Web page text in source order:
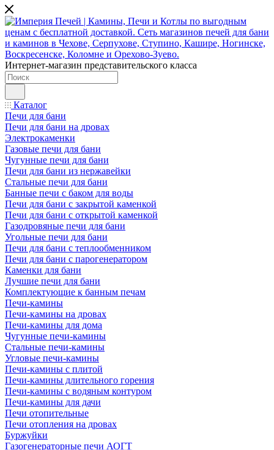
Интернет-магазин представительского класса
Каталог
Печи для бани
Печи для бани на дровах
Электрокаменки
Газовые печи для бани
Чугунные печи для бани
Печи для бани из нержавейки
Стальные печи для бани
Банные печи с баком для воды
Печи для бани с закрытой каменкой
Печи для бани с открытой каменкой
Газодровяные печи для бани
Угольные печи для бани
Печи для бани с теплообменником
Печи для бани с парогенератором
Каменки для бани
Лучшие печи для бани
Комплектующие к банным печам
Печи-камины
Печи-камины на дровах
Печи-камины для дома
Чугунные печи-камины
Стальные печи-камины
Угловые печи-камины
Печи-камины с плитой
Печи-камины длительного горения
Печи-камины с водяным контуром
Печи-камины для дачи
Печи отопительные
Печи отопления на дровах
Буржуйки
Газогенераторные печи АОГТ